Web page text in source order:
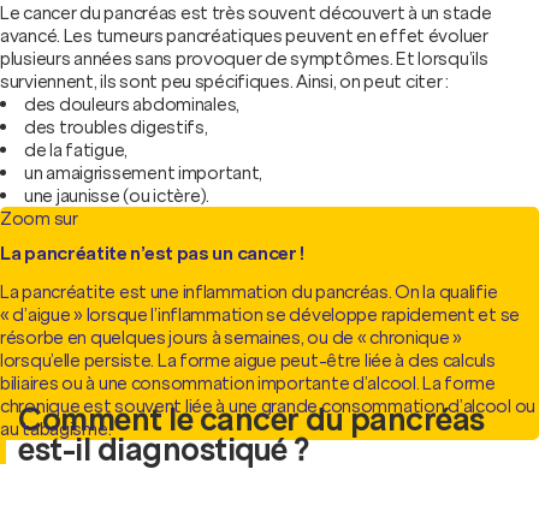
Le cancer du pancréas est très souvent découvert à un stade
avancé. Les tumeurs pancréatiques peuvent en effet évoluer
plusieurs années sans provoquer de symptômes. Et lorsqu’ils
surviennent, ils sont peu spécifiques. Ainsi, on peut citer :
des douleurs abdominales,
des troubles digestifs,
de la fatigue,
un amaigrissement important,
une jaunisse (ou ictère).
Zoom sur
La pancréatite n’est pas un cancer !
La pancréatite est une inflammation du pancréas. On la qualifie
« d’aigue » lorsque l’inflammation se développe rapidement et se
résorbe en quelques jours à semaines, ou de « chronique »
lorsqu’elle persiste. La forme aigue peut-être liée à des calculs
biliaires ou à une consommation importante d’alcool. La forme
chronique est souvent liée à une grande consommation d’alcool ou
au tabagisme.
Comment le cancer du pancréas
est-il diagnostiqué ?